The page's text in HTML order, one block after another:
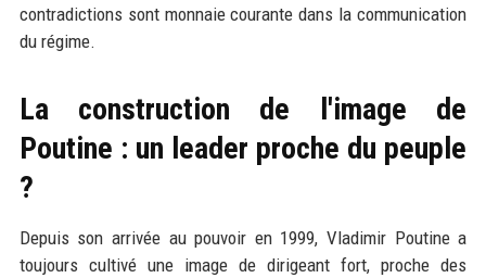
contradictions sont monnaie courante dans la communication
du régime.
La construction de l'image de
Poutine : un leader proche du peuple
?
Depuis son arrivée au pouvoir en 1999, Vladimir Poutine a
toujours cultivé une image de dirigeant fort, proche des